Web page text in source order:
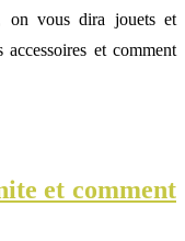
on vous dira jouets et
et comment
et comment